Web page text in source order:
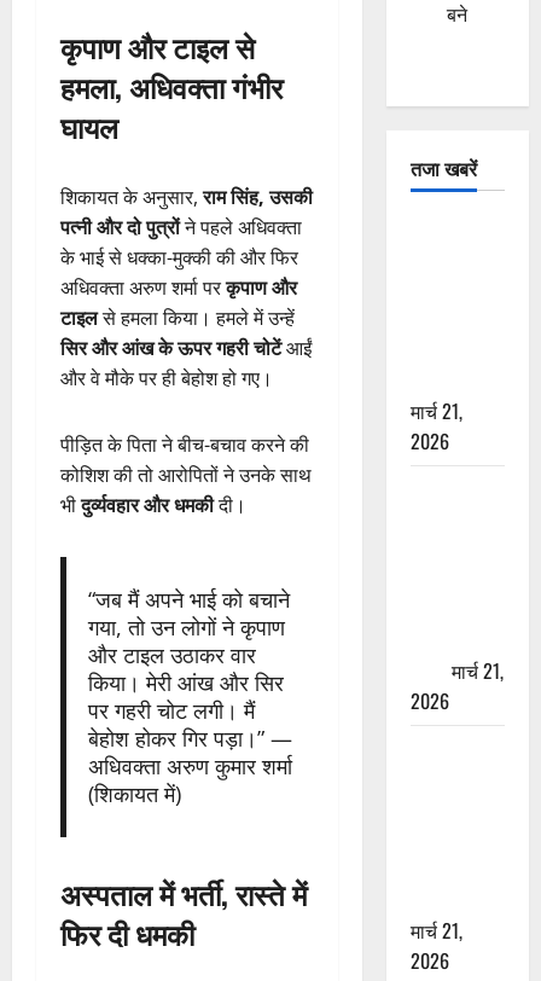
कृपाण और टाइल से
हमला, अधिवक्ता गंभीर
घायल
शिकायत के अनुसार,राम सिंह, उसकी
पत्नी और दो पुत्रोंने पहले अधिवक्ता
के भाई से धक्का-मुक्की की और फिर
अधिवक्ता अरुण शर्मा परकृपाण और
टाइलसे हमला किया। हमले में उन्हें
सिर और आंख के ऊपर गहरी चोटेंआईं
और वे मौके पर ही बेहोश हो गए।
पीड़ित के पिता ने बीच-बचाव करने की
कोशिश की तो आरोपितों ने उनके साथ
भीदुर्व्यवहार और धमकीदी।
“जब मैं अपने भाई को बचाने
गया, तो उन लोगों ने कृपाण
और टाइल उठाकर वार
किया। मेरी आंख और सिर
पर गहरी चोट लगी। मैं
बेहोश होकर गिर पड़ा।” —
अधिवक्ता अरुण कुमार शर्मा
(शिकायत में)
अस्पताल में भर्ती, रास्ते में
फिर दी धमकी
बने
तजा खबरें
मार्च 21,
2026
मार्च 21,
2026
मार्च 21,
2026